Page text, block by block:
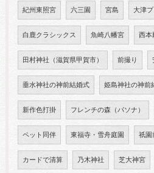
紀州東照宮 六三園 宮島 大津
白鹿クラシックス 魚崎八幡宮 西本
田村神社（滋賀県甲賀市） 前撮り
垂水神社の神前結婚式 姫島神社の神前
新作色打掛 フレンチの森（パソナ）
ペット同伴 東福寺・雪舟庭園 祇園
カードで清算 乃木神社 芝大神宮